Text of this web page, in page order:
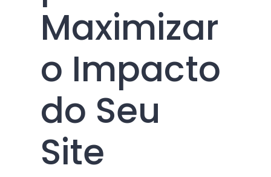
Maximizar
o Impacto
do Seu
Site